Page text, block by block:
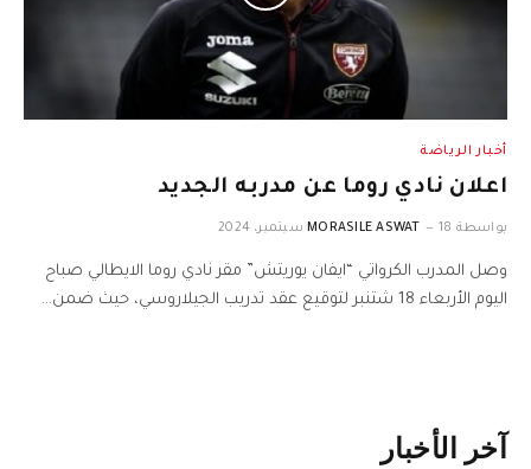
أخبار الرياضة
اعلان نادي روما عن مدربه الجديد
بواسطة MORASILE ASWAT 18 سبتمبر، 2024
وصل المدرب الكرواتي “ايفان يوريتش” مقر نادي روما الايطالي صباح
اليوم الأربعاء 18 شتنبر لتوقيع عقد تدريب الجيلاروسي، حيث ضمن…
آخر الأخبار